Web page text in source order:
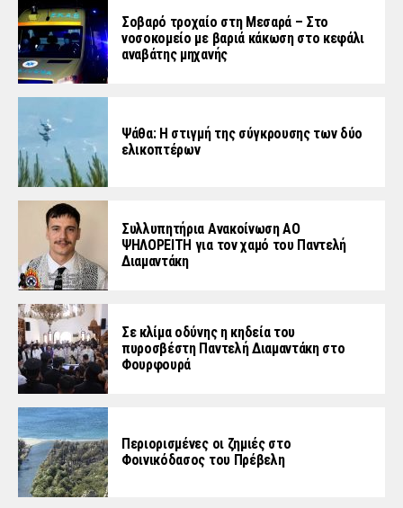
Σοβαρό τροχαίο στη Μεσαρά – Στο
νοσοκομείο με βαριά κάκωση στο κεφάλι
αναβάτης μηχανής
Ψάθα: Η στιγμή της σύγκρουσης των δύο
ελικοπτέρων
Συλλυπητήρια Ανακοίνωση ΑΟ
ΨΗΛΟΡΕΙΤΗ για τον χαμό του Παντελή
Διαμαντάκη
Σε κλίμα οδύνης η κηδεία του
πυροσβέστη Παντελή Διαμαντάκη στο
Φουρφουρά
Περιορισμένες οι ζημιές στο
Φοινικόδασος του Πρέβελη